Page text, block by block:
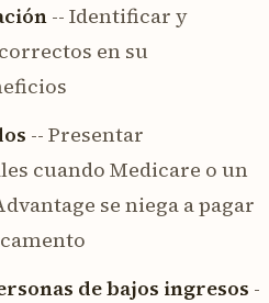
-- Identificar y
en su
-- Presentar
cuando Medicare o un
se niega a pagar
de bajos ingresos -